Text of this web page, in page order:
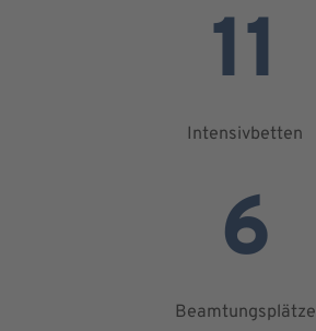
11
Intensivbetten
6
Beamtungsplätze